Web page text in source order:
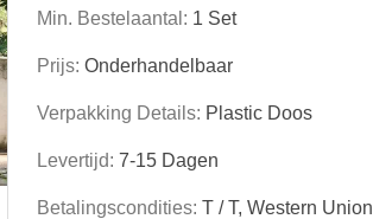
Min. Bestelaantal: 1 Set
Prijs: Onderhandelbaar
Verpakking Details: Plastic Doos
Levertijd: 7-15 Dagen
Betalingscondities: T / T, Western